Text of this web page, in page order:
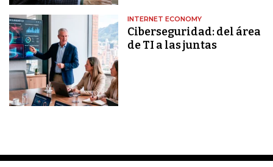
INTERNET ECONOMY
Ciberseguridad: del área
de TI a las juntas